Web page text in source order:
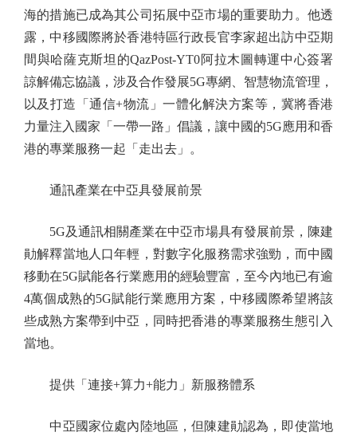
海的措施已成為其公司拓展中亞市場的重要助力。他透
露，中移國際將於香港特區行政長官李家超出訪中亞期
間與哈薩克斯坦的QazPost-YT0阿拉木圖轉運中心簽署
諒解備忘協議，涉及合作發展5G專網、智慧物流管理，
以及打造「通信+物流」一體化解決方案等，冀將香港
力量注入國家「一帶一路」倡議，讓中國的5G應用和香
港的專業服務一起「走出去」。
通訊產業在中亞具發展前景
5G及通訊相關產業在中亞市場具有發展前景，陳建
勛解釋當地人口年輕，對數字化服務需求強勁，而中國
移動在5G賦能各行業應用的經驗豐富，至今內地已有逾
4萬個成熟的5G賦能行業應用方案，中移國際希望將該
些成熟方案帶到中亞，同時把香港的專業服務生態引入
當地。
提供「連接+算力+能力」新服務體系
中亞國家位處內陸地區，但陳建勛認為，即使當地